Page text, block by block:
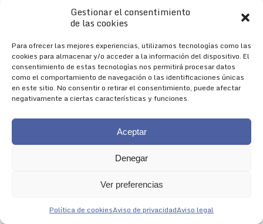
Gestionar el consentimiento
de las cookies
Para ofrecer las mejores experiencias, utilizamos tecnologías como las
cookies para almacenar y/o acceder a la información del dispositivo. El
consentimiento de estas tecnologías nos permitirá procesar datos
como el comportamiento de navegación o las identificaciones únicas
en este sitio. No consentir o retirar el consentimiento, puede afectar
negativamente a ciertas características y funciones.
Aceptar
Denegar
Ver preferencias
Política de cookiesAviso de privacidadAviso legal
NACIDA PARA IMPRESIONAR